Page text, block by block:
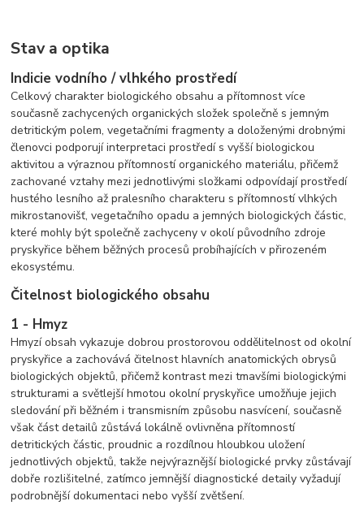
Stav a optika
Indicie vodního / vlhkého prostředí
Celkový charakter biologického obsahu a přítomnost více
současně zachycených organických složek společně s jemným
detritickým polem, vegetačními fragmenty a doloženými drobnými
členovci podporují interpretaci prostředí s vyšší biologickou
aktivitou a výraznou přítomností organického materiálu, přičemž
zachované vztahy mezi jednotlivými složkami odpovídají prostředí
hustého lesního až pralesního charakteru s přítomností vlhkých
mikrostanovišť, vegetačního opadu a jemných biologických částic,
které mohly být společně zachyceny v okolí původního zdroje
pryskyřice během běžných procesů probíhajících v přirozeném
ekosystému.
Čitelnost biologického obsahu
1 - Hmyz
Hmyzí obsah vykazuje dobrou prostorovou oddělitelnost od okolní
pryskyřice a zachovává čitelnost hlavních anatomických obrysů
biologických objektů, přičemž kontrast mezi tmavšími biologickými
strukturami a světlejší hmotou okolní pryskyřice umožňuje jejich
sledování při běžném i transmisním způsobu nasvícení, současně
však část detailů zůstává lokálně ovlivněna přítomností
detritických částic, proudnic a rozdílnou hloubkou uložení
jednotlivých objektů, takže nejvýraznější biologické prvky zůstávají
dobře rozlišitelné, zatímco jemnější diagnostické detaily vyžadují
podrobnější dokumentaci nebo vyšší zvětšení.